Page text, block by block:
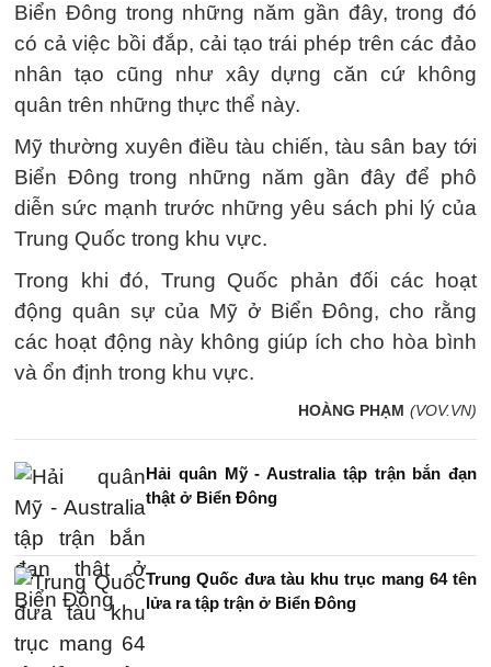
Biển Đông trong những năm gần đây, trong đó
có cả việc bồi đắp, cải tạo trái phép trên các đảo
nhân tạo cũng như xây dựng căn cứ không
quân trên những thực thể này.
Mỹ thường xuyên điều tàu chiến, tàu sân bay tới
Biển Đông trong những năm gần đây để phô
diễn sức mạnh trước những yêu sách phi lý của
Trung Quốc trong khu vực.
Trong khi đó, Trung Quốc phản đối các hoạt
động quân sự của Mỹ ở Biển Đông, cho rằng
các hoạt động này không giúp ích cho hòa bình
và ổn định trong khu vực.
HOÀNG PHẠM (VOV.VN)
Hải quân Mỹ - Australia tập trận bắn đạn
thật ở Biển Đông
Trung Quốc đưa tàu khu trục mang 64 tên
lửa ra tập trận ở Biển Đông